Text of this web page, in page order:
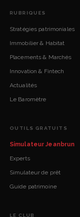
RUBRIQUES
Stratégies patrimoniales
Immobilier & Habitat
Placements & Marchés
Innovation & Fintech
Actualités
Le Baromètre
OUTILS GRATUITS
Simulateur Jeanbrun
Experts
Simulateur de prêt
Guide patrimoine
LE CLUB